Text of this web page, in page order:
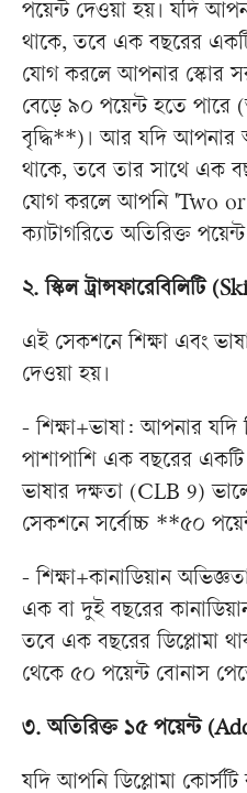
পয়েন্ট দেওয়া হয়। যদি
থাকে, তবে এক বছরের একটি
যোগ করলে আপনার স্কোর
বেড়ে ৯০ পয়েন্ট হতে পারে
বৃদ্ধি**)। আর যদি আপনার
থাকে, তবে তার সাথে এক
যোগ করলে আপনি 'Two
ক্যাটাগরিতে অতিরিক্ত
২. স্কিল ট্রান্সফারেবিলিটি
এই সেকশনে শিক্ষা এবং
দেওয়া হয়।
- শিক্ষা+ভাষা: আপনার যদি
পাশাপাশি এক বছরের
ভাষার দক্ষতা (CLB 9)
সেকশনে সর্বোচ্চ **৫০
- শিক্ষা+কানাডিয়ান
এক বা দুই বছরের
তবে এক বছরের ডিপ্লোমা
থেকে ৫০ পয়েন্ট বোনাস
৩. অতিরিক্ত ১৫ পয়েন্ট
যদি আপনি ডিপ্লোমা